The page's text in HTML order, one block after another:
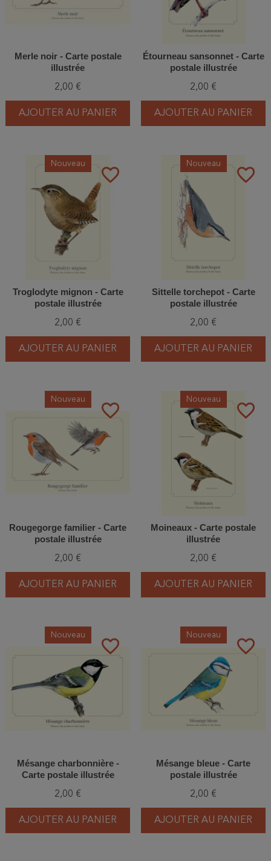
Merle noir - Carte postale
illustrée
2,00 €
AJOUTER AU PANIER
Étourneau sansonnet - Carte
postale illustrée
2,00 €
AJOUTER AU PANIER
favorite_border
Nouveau
Troglodyte mignon - Carte
postale illustrée
2,00 €
AJOUTER AU PANIER
favorite_border
Nouveau
Sittelle torchepot - Carte
postale illustrée
2,00 €
AJOUTER AU PANIER
favorite_border
Nouveau
Rougegorge familier - Carte
postale illustrée
2,00 €
AJOUTER AU PANIER
favorite_border
Nouveau
Moineaux - Carte postale
illustrée
2,00 €
AJOUTER AU PANIER
favorite_border
Nouveau
Mésange charbonnière -
Carte postale illustrée
2,00 €
AJOUTER AU PANIER
favorite_border
Nouveau
Mésange bleue - Carte
postale illustrée
2,00 €
AJOUTER AU PANIER